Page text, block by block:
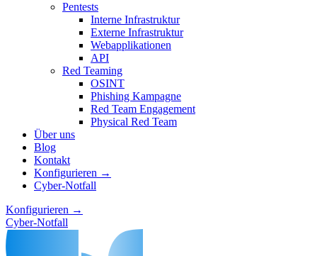
Pentests
Interne Infrastruktur
Externe Infrastruktur
Webapplikationen
API
Red Teaming
OSINT
Phishing Kampagne
Red Team Engagement
Physical Red Team
Über uns
Blog
Kontakt
Konfigurieren →
Cyber-Notfall
Konfigurieren →
Cyber-Notfall